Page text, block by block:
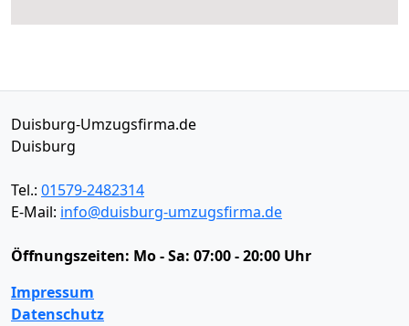
Duisburg-Umzugsfirma.de
Duisburg
Tel.: 01579-2482314
E-Mail: info@duisburg-umzugsfirma.de
Öffnungszeiten: Mo - Sa: 07:00 - 20:00 Uhr
Impressum
Datenschutz